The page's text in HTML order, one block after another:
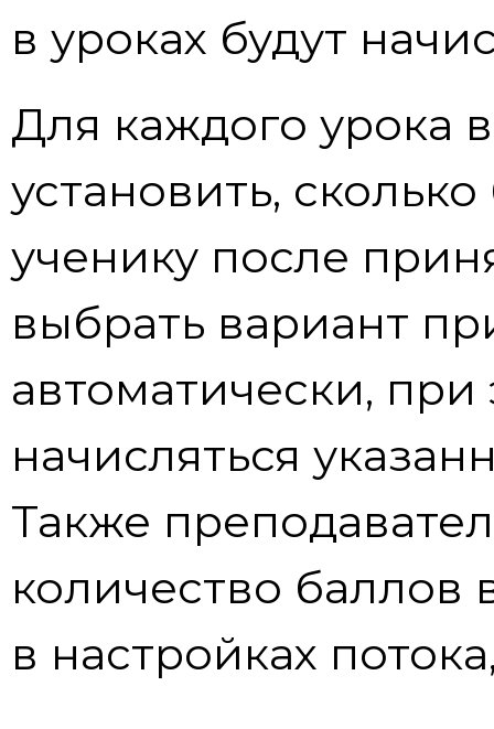
в уроках будут
Для каждого урока
установить,
ученику после
выбрать вариант
автоматически, при
начисляться
Также
количество баллов
в настройках